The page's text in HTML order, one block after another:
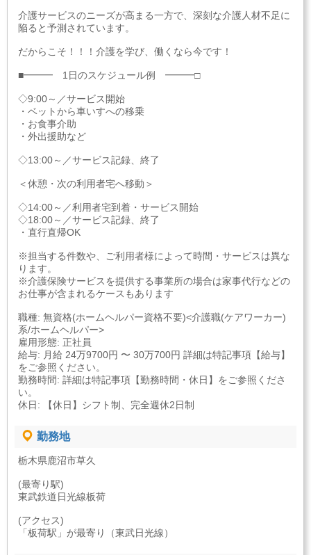
介護サービスのニーズが高まる一方で、深刻な介護人材不足に
陥ると予測されています。
だからこそ！！！介護を学び、働くなら今です！
■━━━ 1日のスケジュール例 ━━━□
◇9:00～／サービス開始
・ベットから車いすへの移乗
・お食事介助
・外出援助など
◇13:00～／サービス記録、終了
＜休憩・次の利用者宅へ移動＞
◇14:00～／利用者宅到着・サービス開始
◇18:00～／サービス記録、終了
・直行直帰OK
※担当する件数や、ご利用者様によって時間・サービスは異な
ります。
※介護保険サービスを提供する事業所の場合は家事代行などの
お仕事が含まれるケースもあります
職種: 無資格(ホームヘルパー資格不要)<介護職(ケアワーカー)
系/ホームヘルパー>
雇用形態: 正社員
給与: 月給 24万9700円 〜 30万700円 詳細は特記事項【給与】
をご参照ください。
勤務時間: 詳細は特記事項【勤務時間・休日】をご参照くださ
い。
休日: 【休日】シフト制、完全週休2日制
勤務地
栃木県鹿沼市草久
(最寄り駅)
東武鉄道日光線板荷
(アクセス)
「板荷駅」が最寄り（東武日光線）